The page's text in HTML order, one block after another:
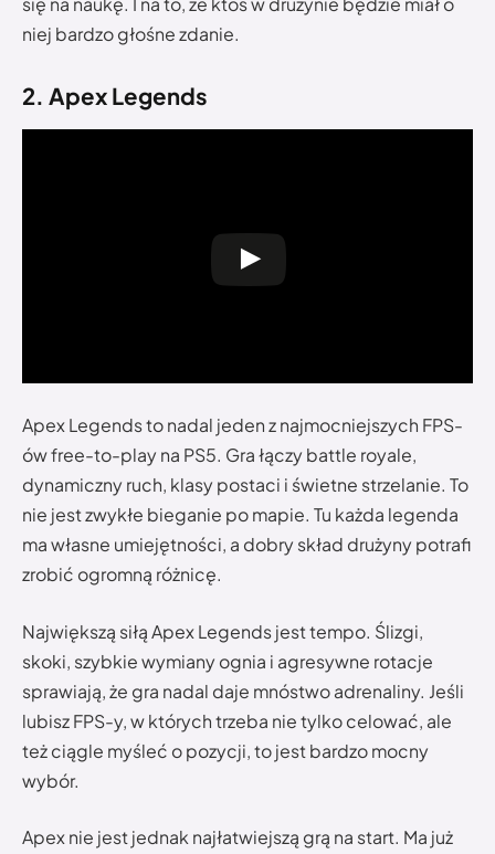
niej bardzo głośne zdanie.
2. Apex Legends
Apex Legends to nadal jeden z najmocniejszych FPS-
ów free-to-play na PS5. Gra łączy battle royale,
dynamiczny ruch, klasy postaci i świetne strzelanie. To
nie jest zwykłe bieganie po mapie. Tu każda legenda
ma własne umiejętności, a dobry skład drużyny potrafi
zrobić ogromną różnicę.
Największą siłą Apex Legends jest tempo. Ślizgi,
skoki, szybkie wymiany ognia i agresywne rotacje
sprawiają, że gra nadal daje mnóstwo adrenaliny. Jeśli
lubisz FPS-y, w których trzeba nie tylko celować, ale
też ciągle myśleć o pozycji, to jest bardzo mocny
wybór.
Apex nie jest jednak najłatwiejszą grą na start. Ma już